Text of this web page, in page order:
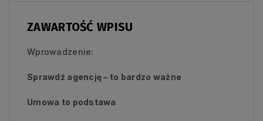
ZAWARTOŚĆ WPISU
Wprowadzenie:
Sprawdź agencję – to bardzo ważne
Umowa to podstawa